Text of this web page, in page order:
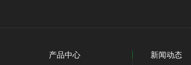
产品中心 新闻动态